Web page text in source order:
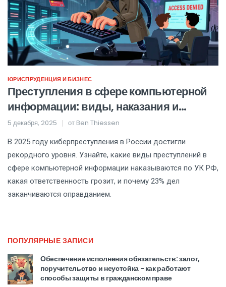
ЮРИСПРУДЕНЦИЯ И БИЗНЕС
Преступления в сфере компьютерной
информации: виды, наказания и
реальная статистика 2025 года
5 декабря, 2025 от Ben Thiessen
В 2025 году киберпреступления в России достигли
рекордного уровня. Узнайте, какие виды преступлений в
сфере компьютерной информации наказываются по УК РФ,
какая ответственность грозит, и почему 23% дел
заканчиваются оправданием.
ПОПУЛЯРНЫЕ ЗАПИСИ
Обеспечение исполнения обязательств: залог,
поручительство и неустойка - как работают
способы защиты в гражданском праве